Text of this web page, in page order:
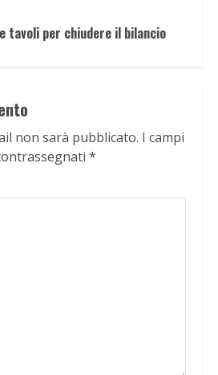
tavoli per chiudere il bilancio
non sarà pubblicato. I campi
*